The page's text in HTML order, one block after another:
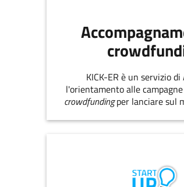
KICK-ER è un servizio di
l'orientamento alle
crowdfundingper lanciare sul